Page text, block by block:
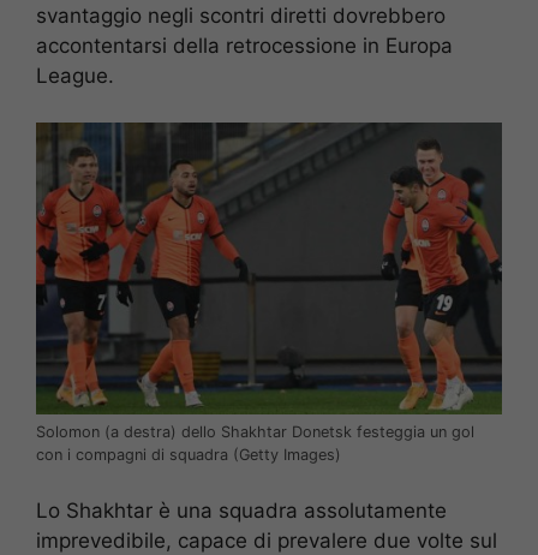
svantaggio negli scontri diretti dovrebbero
accontentarsi della retrocessione in Europa
League.
Solomon (a destra) dello Shakhtar Donetsk festeggia un gol
con i compagni di squadra (Getty Images)
Lo Shakhtar è una squadra assolutamente
imprevedibile, capace di prevalere due volte sul